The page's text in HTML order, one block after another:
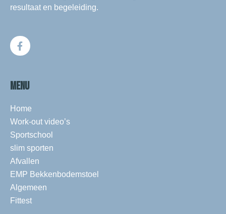
resultaat en begeleiding.
MENU
Home
Work-out video’s
Sportschool
slim sporten
Afvallen
EMP Bekkenbodemstoel
Algemeen
Fittest